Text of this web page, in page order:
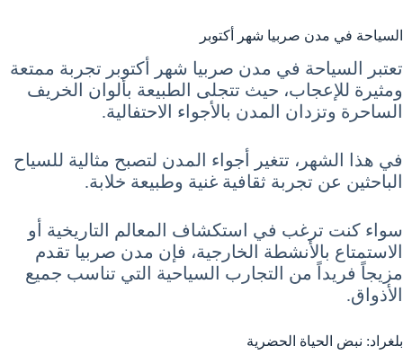
السياحة في مدن صربيا شهر أكتوبر
تعتبر السياحة في مدن صربيا شهر أكتوبر تجربة ممتعة
ومثيرة للإعجاب، حيث تتجلى الطبيعة بألوان الخريف
الساحرة وتزدان المدن بالأجواء الاحتفالية.
في هذا الشهر، تتغير أجواء المدن لتصبح مثالية للسياح
الباحثين عن تجربة ثقافية غنية وطبيعة خلابة.
سواء كنت ترغب في استكشاف المعالم التاريخية أو
الاستمتاع بالأنشطة الخارجية، فإن مدن صربيا تقدم
مزيجاً فريداً من التجارب السياحية التي تناسب جميع
الأذواق.
بلغراد: نبض الحياة الحضرية